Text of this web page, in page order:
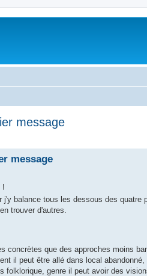
message
message
!
balance tous les dessous des quatre
trouver d'autres.
concrètes que des approches moins
il peut être allé dans local
genre il peut avoir des